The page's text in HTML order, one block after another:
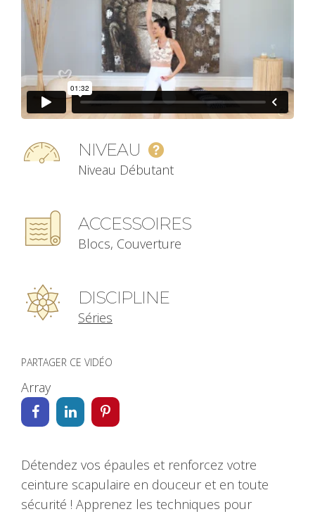
NIVEAU
Niveau Débutant
ACCESSOIRES
Blocs, Couverture
DISCIPLINE
Séries
PARTAGER CE VIDÉO
Array
Détendez vos épaules et renforcez votre
ceinture scapulaire en douceur et en toute
sécurité ! Apprenez les techniques pour